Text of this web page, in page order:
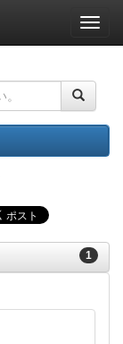
ナ
ビ
ー
ョ
ン
1